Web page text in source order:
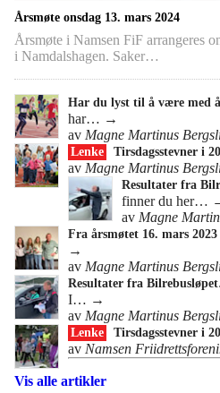
Årsmøte onsdag 13. mars 2024
Årsmøte i Namsen FiF arrangeres
i Namdalshagen. Saker…
Har du lyst til å være med
har… →
av Magne Martinus
Lenke Tirsdagsstevner i
av Magne Martinus
Resultater fra
finner du her…
av Magne
Fra årsmøtet 16. mars 2023
→
av Magne Martinus
Resultater fra
I… →
av Magne Martinus
Lenke Tirsdagsstevner i
av Namsen
Vis alle artikler